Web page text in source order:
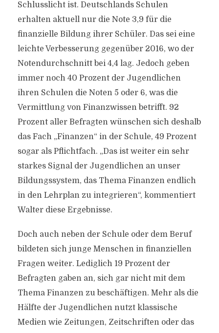
Schlusslicht ist. Deutschlands Schulen
erhalten aktuell nur die Note 3,9 für die
finanzielle Bildung ihrer Schüler. Das sei eine
leichte Verbesserung gegenüber 2016, wo der
Notendurchschnitt bei 4,4 lag. Jedoch geben
immer noch 40 Prozent der Jugendlichen
ihren Schulen die Noten 5 oder 6, was die
Vermittlung von Finanzwissen betrifft. 92
Prozent aller Befragten wünschen sich deshalb
das Fach „Finanzen“ in der Schule, 49 Prozent
sogar als Pflichtfach. „Das ist weiter ein sehr
starkes Signal der Jugendlichen an unser
Bildungssystem, das Thema Finanzen endlich
in den Lehrplan zu integrieren“, kommentiert
Walter diese Ergebnisse.
Doch auch neben der Schule oder dem Beruf
bildeten sich junge Menschen in finanziellen
Fragen weiter. Lediglich 19 Prozent der
Befragten gaben an, sich gar nicht mit dem
Thema Finanzen zu beschäftigen. Mehr als die
Hälfte der Jugendlichen nutzt klassische
Medien wie Zeitungen, Zeitschriften oder das